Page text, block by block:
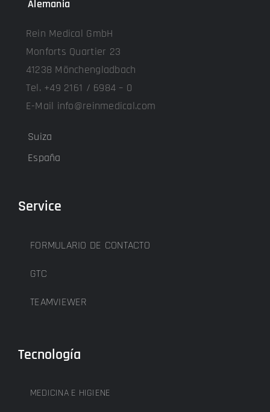
Alemania
Rein Medical GmbH
Monforts Quartier 23
41238 Mönchengladbach
Tel. +49 2161 / 6984 – 0
E-Mail info@reinmedical.com
Suiza
España
Service
FORMULARIO DE CONTACTO
GTC
TEAMVIEWER
Tecnología
MEDICINA E HIGIENE